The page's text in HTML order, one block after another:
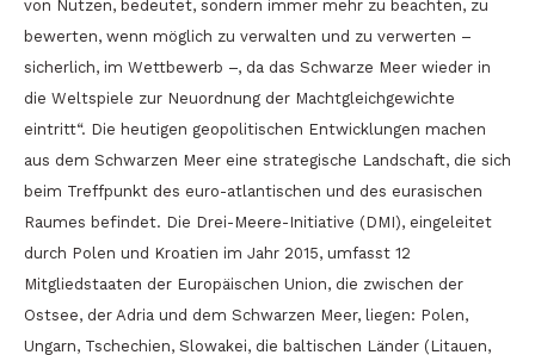
von Nutzen, bedeutet, sondern immer mehr zu beachten, zu
bewerten, wenn möglich zu verwalten und zu verwerten –
sicherlich, im Wettbewerb –, da das Schwarze Meer wieder in
die Weltspiele zur Neuordnung der Machtgleichgewichte
eintritt“. Die heutigen geopolitischen Entwicklungen machen
aus dem Schwarzen Meer eine strategische Landschaft, die sich
beim Treffpunkt des euro-atlantischen und des eurasischen
Raumes befindet. Die Drei-Meere-Initiative (DMI), eingeleitet
durch Polen und Kroatien im Jahr 2015, umfasst 12
Mitgliedstaaten der Europäischen Union, die zwischen der
Ostsee, der Adria und dem Schwarzen Meer, liegen: Polen,
Ungarn, Tschechien, Slowakei, die baltischen Länder (Litauen,